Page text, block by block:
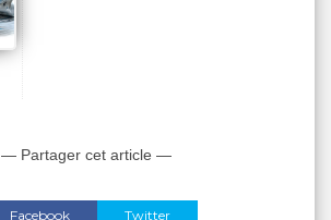
— Partager cet article —
Facebook Twitter